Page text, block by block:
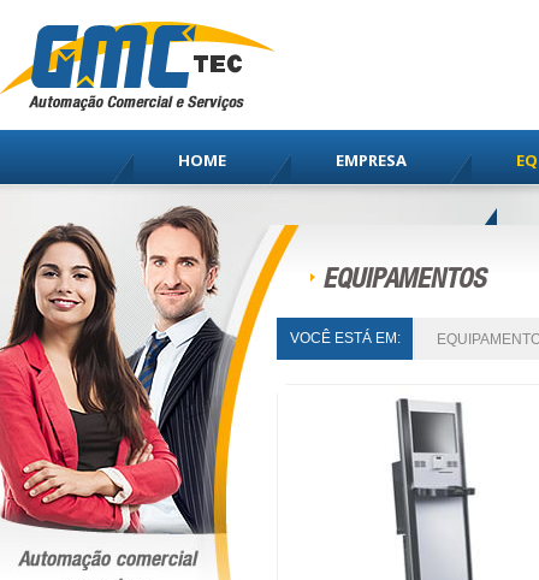
HOME EMPRESA
EQUIPAMENTOS
VOCÊ ESTÁ EM: